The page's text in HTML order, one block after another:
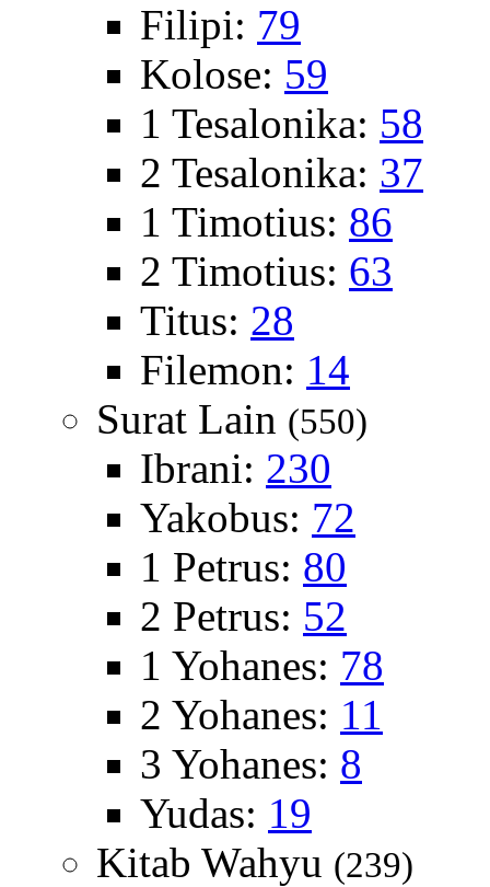
Filipi: 79
Kolose: 59
1 Tesalonika: 58
2 Tesalonika: 37
1 Timotius: 86
2 Timotius: 63
Titus: 28
Filemon: 14
Surat Lain (550)
Ibrani: 230
Yakobus: 72
1 Petrus: 80
2 Petrus: 52
1 Yohanes: 78
2 Yohanes: 11
3 Yohanes: 8
Yudas: 19
Kitab Wahyu (239)